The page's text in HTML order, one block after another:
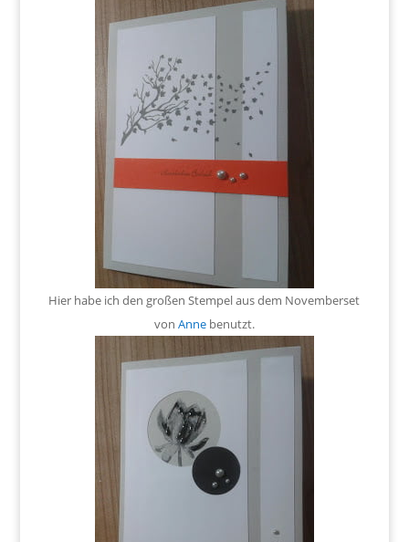
Hier habe ich den großen Stempel aus dem Novemberset
von Annebenutzt.